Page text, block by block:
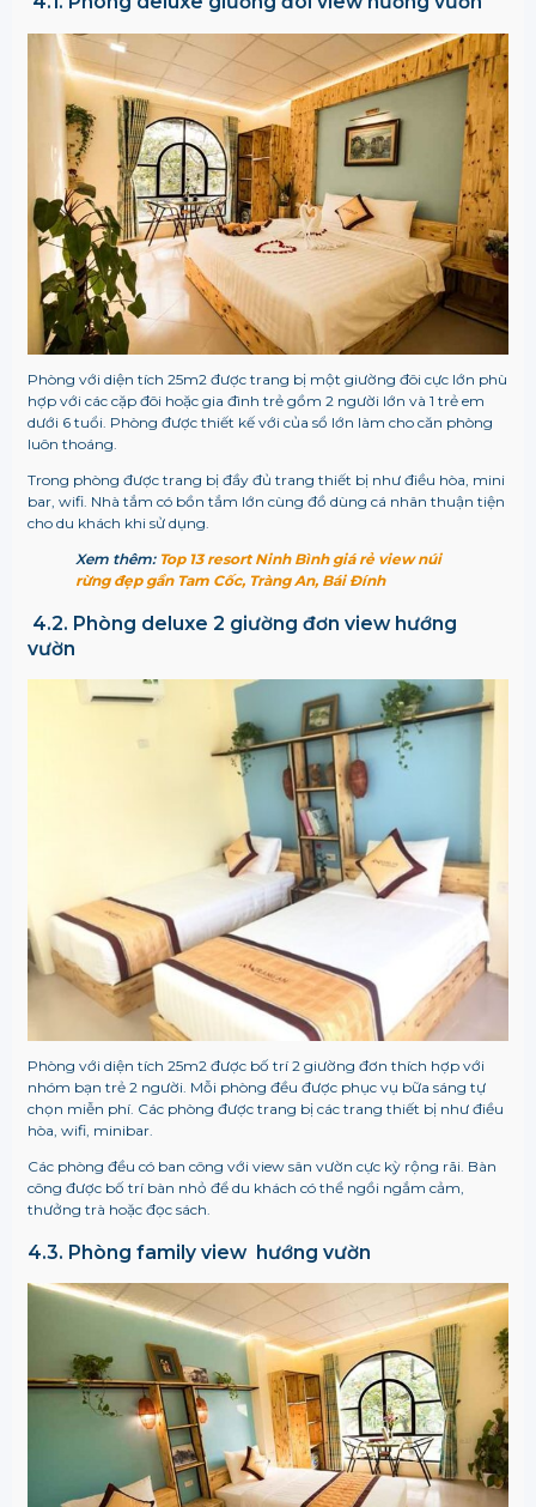
Phòng với diện tích 25m2 được trang bị một giường đôi cực lớn phù
hợp với các cặp đôi hoặc gia đình trẻ gồm 2 người lớn và 1 trẻ em
dưới 6 tuổi. Phòng được thiết kế với của sổ lớn làm cho căn phòng
luôn thoáng.
Trong phòng được trang bị đầy đủ trang thiết bị như điều hòa, mini
bar, wifi. Nhà tắm có bồn tắm lớn cùng đồ dùng cá nhân thuận tiện
cho du khách khi sử dụng.
Xem thêm: Top 13 resort Ninh Bình giá rẻ view núi
rừng đẹp gần Tam Cốc, Tràng An, Bái Đính
4.2. Phòng deluxe 2 giường đơn view hướng
vườn
Phòng với diện tích 25m2 được bố trí 2 giường đơn thích hợp với
nhóm bạn trẻ 2 người. Mỗi phòng đều được phục vụ bữa sáng tự
chọn miễn phí. Các phòng được trang bị các trang thiết bị như điều
hòa, wifi, minibar.
Các phòng đều có ban công với view sân vườn cực kỳ rộng rãi. Bàn
công được bố trí bàn nhỏ để du khách có thể ngồi ngắm cảm,
thưởng trà hoặc đọc sách.
4.3. Phòng family view hướng vườn